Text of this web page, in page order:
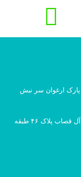
پارک ارغوان سر نبش
آدرس مطب تهرانپارس : میدان رهبر خیابان آل قصاب پلاک ۴۶ طبقه